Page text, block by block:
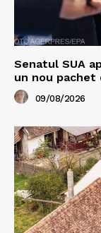
Senatul SUA
un nou pachet
09/08/2026